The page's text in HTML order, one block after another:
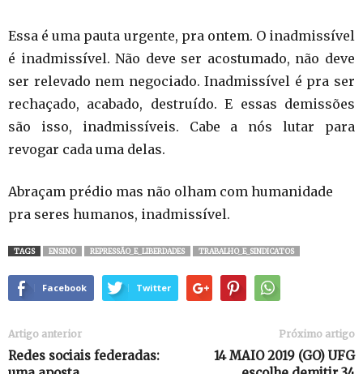
Essa é uma pauta urgente, pra ontem. O inadmissível
é inadmissível. Não deve ser acostumado, não deve
ser relevado nem negociado. Inadmissível é pra ser
rechaçado, acabado, destruído. E essas demissões
são isso, inadmissíveis. Cabe a nós lutar para
revogar cada uma delas.
Abraçam prédio mas não olham com humanidade
pra seres humanos, inadmissível.
TAGS ENSINO REPRESSÃO_E_LIBERDADES TRABALHO_E_SINDICATOS
Facebook Twitter
Artigo anterior
Redes sociais federadas:
Próximo artigo
14 MAIO 2019 (GO) UFG